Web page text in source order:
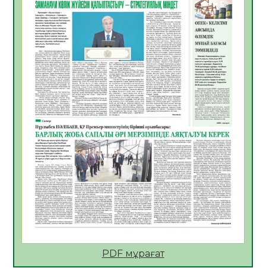
Көкжөтел ауруы туралы
06.08.2026
33
АПВ вакцинасы туралы мәлімет
06.08.2026
34
Open Air: Қызылорда облысы полиция
департаменті 20 мыңнан астам
көрерменнің қауіпсіздігін қамтамасыз етті
06.08.2026
46
ҚЫЗЫЛОРДАДА «САНАЛЫ ҰРПАҚ –
ЖАРҚЫН БОЛАШАҚ» АТТЫ КЕҢЕЙТІЛГЕН
МӘЖІЛІС ӨТТІ
05.08.2026
46
Қазақстан Орталық Азиядағы көшуге ең
PDF мұрағат